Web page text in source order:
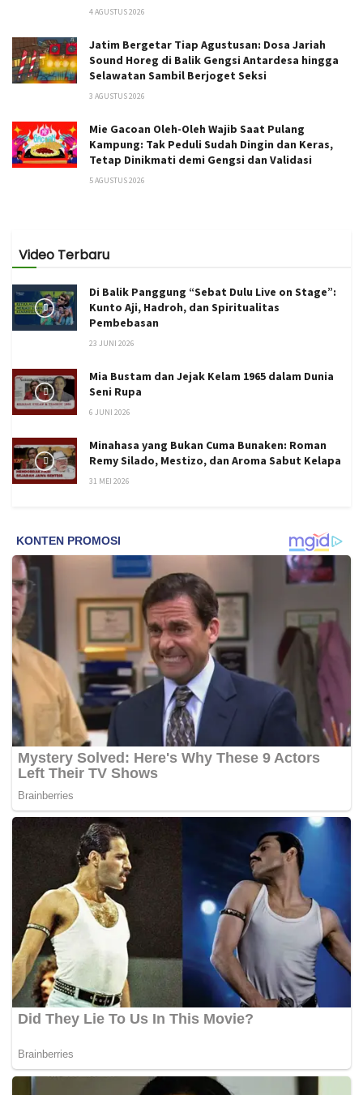
4 AGUSTUS 2026
Jatim Bergetar Tiap Agustusan: Dosa Jariah
Sound Horeg di Balik Gengsi Antardesa hingga
Selawatan Sambil Berjoget Seksi
3 AGUSTUS 2026
Mie Gacoan Oleh-Oleh Wajib Saat Pulang
Kampung: Tak Peduli Sudah Dingin dan Keras,
Tetap Dinikmati demi Gengsi dan Validasi
5 AGUSTUS 2026
Video Terbaru
Di Balik Panggung “Sebat Dulu Live on Stage”:
Kunto Aji, Hadroh, dan Spiritualitas
Pembebasan
23 JUNI 2026
Mia Bustam dan Jejak Kelam 1965 dalam Dunia
Seni Rupa
6 JUNI 2026
Minahasa yang Bukan Cuma Bunaken: Roman
Remy Silado, Mestizo, dan Aroma Sabut Kelapa
31 MEI 2026